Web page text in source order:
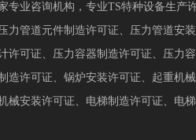
专业咨询机构，专业TS特种设备生产
力管道元件制造许可证、压力管道安
许可证、压力容器制造许可证、压力
造许可证、锅炉安装许可证、起重机
械安装许可证、电梯制造许可证、电